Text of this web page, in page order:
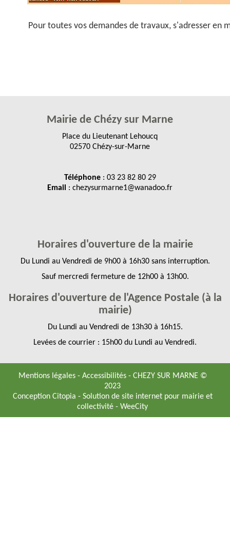
Pour toutes vos demandes de travaux, s'adresser en
Mairie de Chézy sur Marne
Place du Lieutenant Lehoucq
02570 Chézy-sur-Marne
Téléphone: 03 23 82 80 29
Email : chezysurmarne1@wanadoo.fr
Horaires d'ouverture de la mairie
Du Lundi au Vendredi de 9h00 à 16h30 sans interruption.
Sauf mercredi fermeture de 12h00 à 13h00.
Horaires d'ouverture de l'Agence Postale (à la
mairie)
Du Lundi au Vendredi de 13h30 à 16h15.
Levées de courrier : 15h00 du Lundi au Vendredi.
Mentions légales - Accessibilités - CHEZY SUR MARNE ©
2023
Conception Citopia - Solution de site internet pour mairie et
collectivité - WeeCity